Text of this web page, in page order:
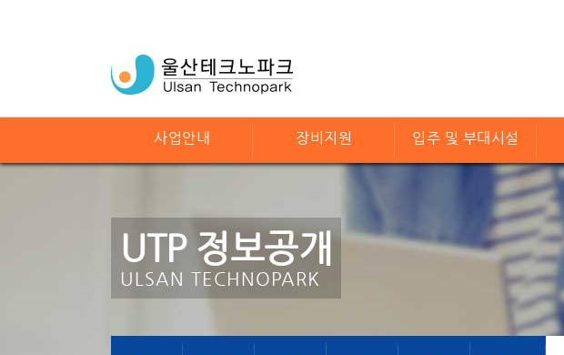
사업안내 장비지원 입주 및 부대시설
UTP 정보공개
ULSAN TECHNOPARK